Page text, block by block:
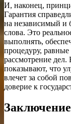
И, наконец,
Гарантия
на независимый и
слова. Это
выполнять,
процедуру,
рассмотрение дел.
показывают, что
влечет за собой
доверие к
Заключение